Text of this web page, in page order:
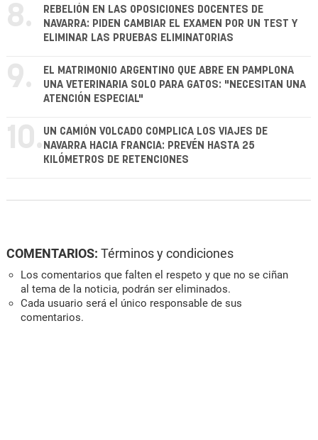
8.
REBELIÓN EN LAS OPOSICIONES DOCENTES DE
NAVARRA: PIDEN CAMBIAR EL EXAMEN POR UN TEST Y
ELIMINAR LAS PRUEBAS ELIMINATORIAS
9.
EL MATRIMONIO ARGENTINO QUE ABRE EN PAMPLONA
UNA VETERINARIA SOLO PARA GATOS: "NECESITAN UNA
ATENCIÓN ESPECIAL"
10. UN CAMIÓN VOLCADO COMPLICA LOS VIAJES DE
NAVARRA HACIA FRANCIA: PREVÉN HASTA 25
KILÓMETROS DE RETENCIONES
COMENTARIOS: Términos y condiciones
Los comentarios que falten el respeto y que no se ciñan
al tema de la noticia, podrán ser eliminados.
Cada usuario será el único responsable de sus
comentarios.